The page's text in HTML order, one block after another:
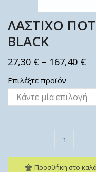
ΛΑΣΤΙΧΟ
BLACK
27,30 € – 167,40 €
Επιλέξτε προϊόν
Προσθήκη στο